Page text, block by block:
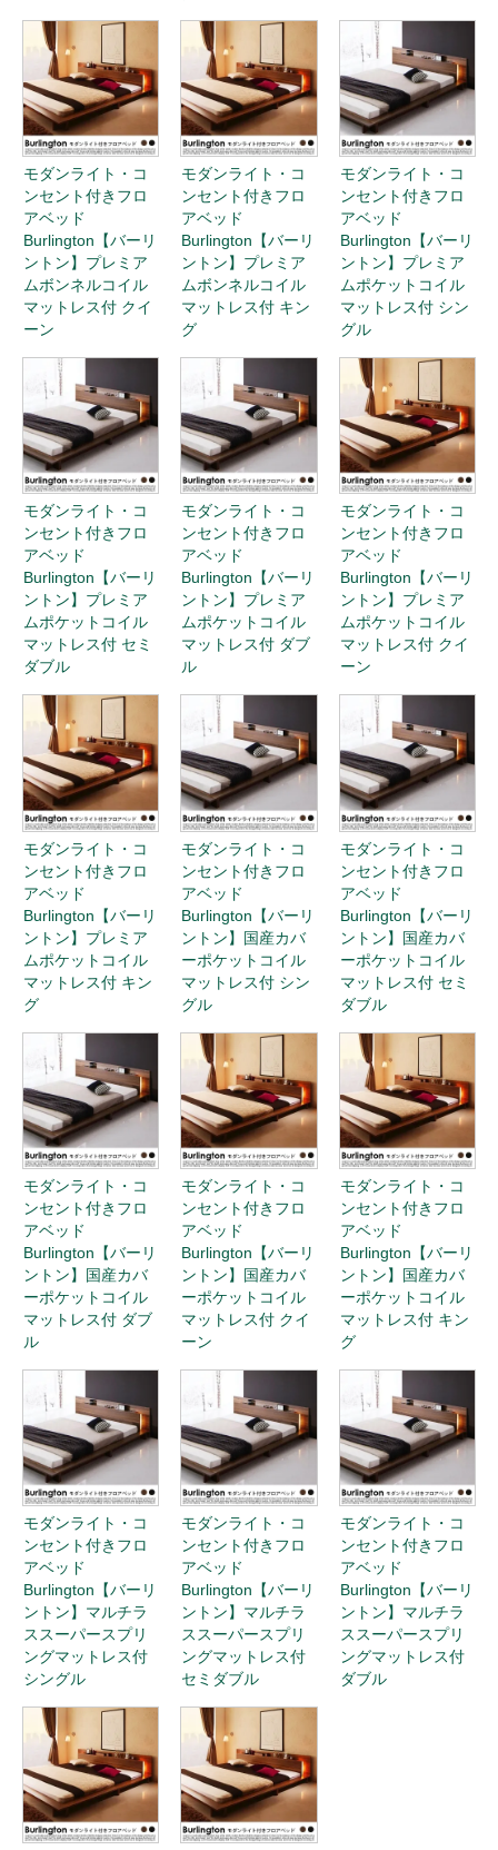
モダンライト・コ
ンセント付きフロ
アベッド
Burlington【バーリ
ントン】プレミア
ムボンネルコイル
マットレス付 クイ
ーン
モダンライト・コ
ンセント付きフロ
アベッド
Burlington【バーリ
ントン】プレミア
ムボンネルコイル
マットレス付 キン
グ
モダンライト・コ
ンセント付きフロ
アベッド
Burlington【バーリ
ントン】プレミア
ムポケットコイル
マットレス付 シン
グル
モダンライト・コ
ンセント付きフロ
アベッド
Burlington【バーリ
ントン】プレミア
ムポケットコイル
マットレス付 セミ
ダブル
モダンライト・コ
ンセント付きフロ
アベッド
Burlington【バーリ
ントン】プレミア
ムポケットコイル
マットレス付 ダブ
ル
モダンライト・コ
ンセント付きフロ
アベッド
Burlington【バーリ
ントン】プレミア
ムポケットコイル
マットレス付 クイ
ーン
モダンライト・コ
ンセント付きフロ
アベッド
Burlington【バーリ
ントン】プレミア
ムポケットコイル
マットレス付 キン
グ
モダンライト・コ
ンセント付きフロ
アベッド
Burlington【バーリ
ントン】国産カバ
ーポケットコイル
マットレス付 シン
グル
モダンライト・コ
ンセント付きフロ
アベッド
Burlington【バーリ
ントン】国産カバ
ーポケットコイル
マットレス付 セミ
ダブル
モダンライト・コ
ンセント付きフロ
アベッド
Burlington【バーリ
ントン】国産カバ
ーポケットコイル
マットレス付 ダブ
ル
モダンライト・コ
ンセント付きフロ
アベッド
Burlington【バーリ
ントン】国産カバ
ーポケットコイル
マットレス付 クイ
ーン
モダンライト・コ
ンセント付きフロ
アベッド
Burlington【バーリ
ントン】国産カバ
ーポケットコイル
マットレス付 キン
グ
モダンライト・コ
ンセント付きフロ
アベッド
Burlington【バーリ
ントン】マルチラ
ススーパースプリ
ングマットレス付
シングル
モダンライト・コ
ンセント付きフロ
アベッド
Burlington【バーリ
ントン】マルチラ
ススーパースプリ
ングマットレス付
セミダブル
モダンライト・コ
ンセント付きフロ
アベッド
Burlington【バーリ
ントン】マルチラ
ススーパースプリ
ングマットレス付
ダブル